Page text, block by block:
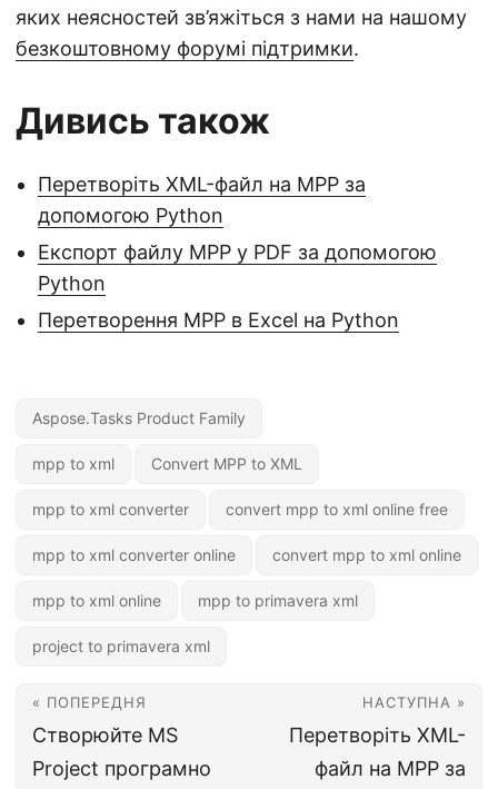
яких неясностей зв’яжіться з нами на нашому
безкоштовному форумі підтримки.
Дивись також
Перетворіть XML-файл на MPP за
допомогою Python
Експорт файлу MPP у PDF за допомогою
Python
Перетворення MPP в Excel на Python
Aspose.Tasks Product Family
mpp to xml Convert MPP to XML
mpp to xml converter convert mpp to xml online free
mpp to xml converter online convert mpp to xml online
mpp to xml online mpp to primavera xml
project to primavera xml
« ПОПЕРЕДНЯ
Створюйте MS
Project програмно
НАСТУПНА »
Перетворіть XML-
файл на MPP за